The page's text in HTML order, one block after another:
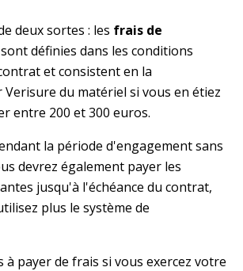
deux sortes : les frais de
sont définies dans les conditions
et consistent en la
du matériel si vous en étiez
entre 200 et 300 euros.
la période d'engagement sans
devrez également payer les
jusqu'à l'échéance du contrat,
plus le système de
à payer de frais si vous exercez votre